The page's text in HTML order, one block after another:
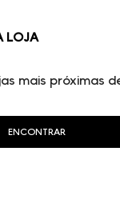
LOJA
mais próximas